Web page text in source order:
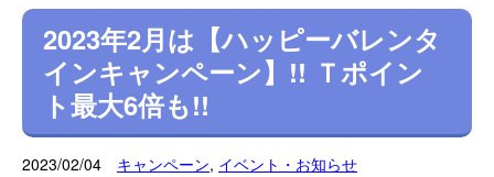
2023年2月は【ハッピーバレンタ
インキャンペーン】!! Ｔポイン
ト最大6倍も!!
2023/02/04 キャンペーン, イベント・お知らせ